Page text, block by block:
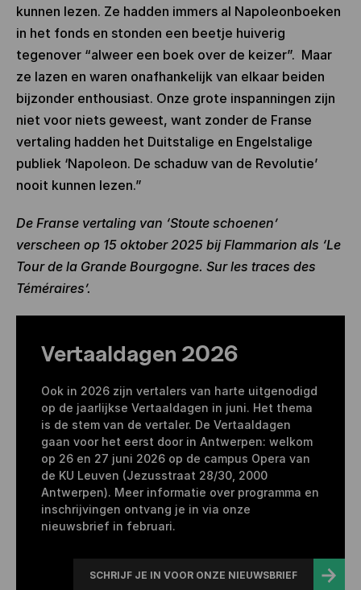
kunnen lezen. Ze hadden immers al Napoleonboeken
in het fonds en stonden een beetje huiverig
tegenover “alweer een boek over de keizer”. Maar
ze lazen en waren onafhankelijk van elkaar beiden
bijzonder enthousiast. Onze grote inspanningen zijn
niet voor niets geweest, want zonder de Franse
vertaling hadden het Duitstalige en Engelstalige
publiek ‘Napoleon. De schaduw van de Revolutie’
nooit kunnen lezen.”
De Franse vertaling van ‘Stoute schoenen’
verscheen op 15 oktober 2025 bij Flammarion als ‘Le
Tour de la Grande Bourgogne. Sur les traces des
Téméraires’.
Vertaaldagen 2026
Ook in 2026 zijn vertalers van harte uitgenodigd
op de jaarlijkse Vertaaldagen in juni. Het thema
is de stem van de vertaler. De Vertaaldagen
gaan voor het eerst door in Antwerpen: welkom
op 26 en 27 juni 2026 op de campus Opera van
de KU Leuven (Jezusstraat 28/30, 2000
Antwerpen). Meer informatie over programma en
inschrijvingen ontvang je in via onze
nieuwsbrief in februari.
SCHRIJF JE IN VOOR ONZE NIEUWSBRIEF